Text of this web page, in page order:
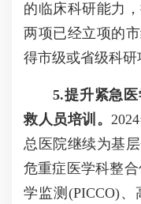
的临床科研能力
两项已经立项的
得市级或省级科研
5.提升紧急
救人员培训。
总医院继续为基
危重症医学科整
学监测(PICCO)